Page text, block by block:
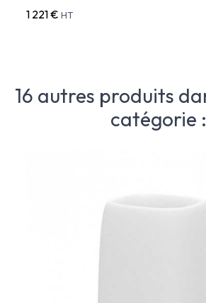
1 221 € HT
16 autres produits
catégorie :